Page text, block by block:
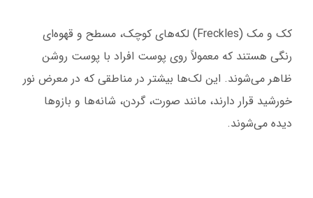
کک و مک (Freckles) لکه‌های کوچک، مسطح و قهوه‌ای
رنگی هستند که معمولاً روی پوست افراد با پوست روشن
ظاهر می‌شوند. این لک‌ها بیشتر در مناطقی که در معرض نور
خورشید قرار دارند، مانند صورت، گردن، شانه‌ها و بازوها
دیده می‌شوند.